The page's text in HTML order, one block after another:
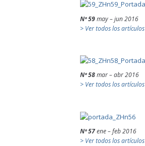
Nº 59may – jun 2016
> Ver todos los artículos
Nº 58mar – abr 2016
> Ver todos los artículos
Nº 57ene – feb 2016
> Ver todos los artículos